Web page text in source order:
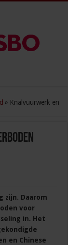
» Knalvuurwerk en
zijn. Daarom
voor
in. Het
en Chinese